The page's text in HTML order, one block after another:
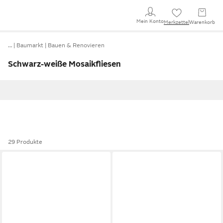
Mein KontoMerkzettel Warenkorb
… Baumarkt Bauen & Renovieren
Schwarz-weiße Mosaikfliesen
29 Produkte